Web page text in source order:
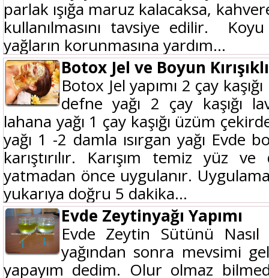
parlak ışığa maruz kalacaksa,
kullanılmasını tavsiye edilir.
yağların korunmasına yardım...
Botox Jel ve Boyun
Botox Jel yapımı 2 çay
defne yağı 2 çay kaşığı
lahana yağı 1 çay kaşığı üzüm
yağı 1 -2 damla ısırgan yağı
karıştırılır. Karışım temiz yüz
yatmadan önce uygulanır. Uygulama
yukarıya doğru 5 dakika...
Evde Zeytinyağı Yapımı
Evde Zeytin Sütünü Nasıl
yağından sonra mevsimi
yapayım dedim. Olur olmaz